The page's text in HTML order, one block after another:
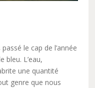
le cap de l’année
bleu. L’eau,
une quantité
genre que nous